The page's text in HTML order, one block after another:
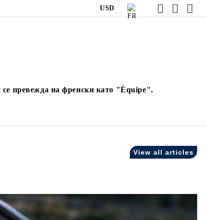
USD
превежда на френски като "Équipe".
View all articles